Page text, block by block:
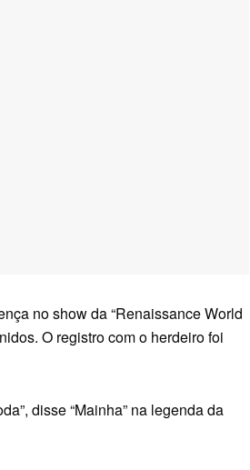
no show da “Renaissance World
O registro com o herdeiro foi
disse “Mainha” na legenda da